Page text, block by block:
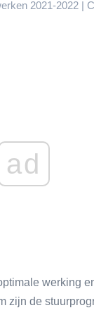
2021-2022 |
ad
werking
zijn de